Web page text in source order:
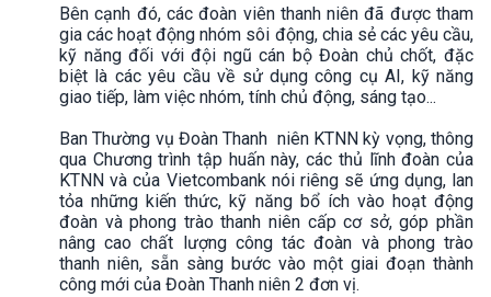
Bên cạnh đó, các đoàn viên thanh niên đã được tham
gia các hoạt động nhóm sôi động, chia sẻ các yêu cầu,
kỹ năng đối với đội ngũ cán bộ Đoàn chủ chốt, đặc
biệt là các yêu cầu về sử dụng công cụ AI, kỹ năng
giao tiếp, làm việc nhóm, tính chủ động, sáng tạo...
Ban Thường vụ Đoàn Thanh niên KTNN kỳ vọng, thông
qua Chương trình tập huấn này, các thủ lĩnh đoàn của
KTNN và của Vietcombank nói riêng sẽ ứng dụng, lan
tỏa những kiến thức, kỹ năng bổ ích vào hoạt động
đoàn và phong trào thanh niên cấp cơ sở, góp phần
nâng cao chất lượng công tác đoàn và phong trào
thanh niên, sẵn sàng bước vào một giai đoạn thành
công mới của Đoàn Thanh niên 2 đơn vị.